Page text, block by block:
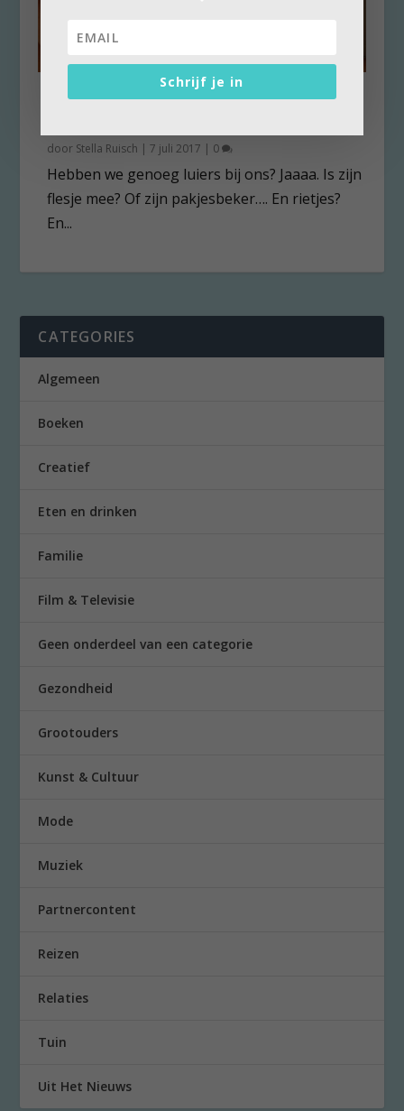
Liever een speen of duimen?
door Stella Ruisch |7 juli 2017 | 0
Hebben we genoeg luiers bij ons? Jaaaa. Is zijn
flesje mee? Of zijn pakjesbeker…. En rietjes?
En...
CATEGORIES
Algemeen
Boeken
Creatief
Eten en drinken
Familie
Film & Televisie
Geen onderdeel van een categorie
Gezondheid
Grootouders
Kunst & Cultuur
Mode
Muziek
Partnercontent
Reizen
Relaties
Tuin
Uit Het Nieuws
Schrijf je in